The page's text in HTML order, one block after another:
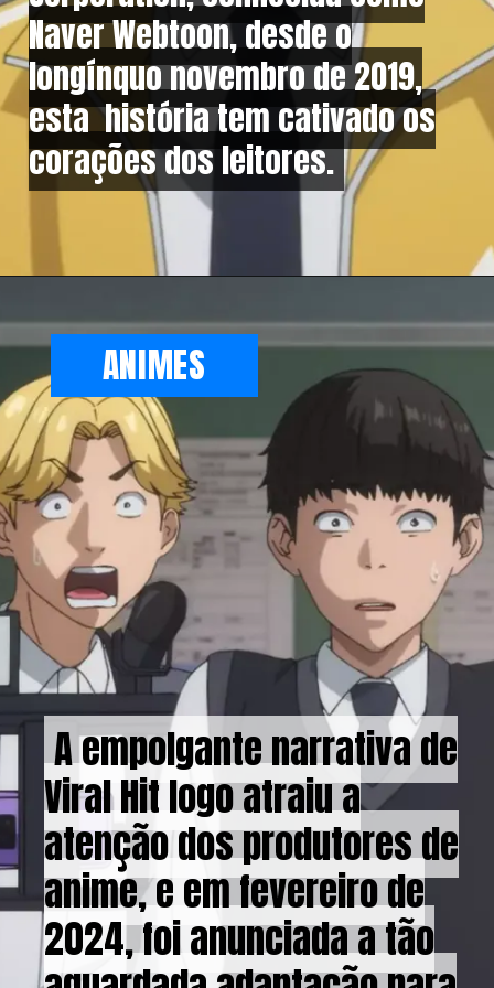
Naver Webtoon, desde o
longínquo novembro de 2019,
esta história tem cativado os
corações dos leitores.
Naver Webtoon, desde o
longínquo novembro de 2019,
esta história tem cativado os
corações dos leitores.
A empolgante narrativa de
Viral Hit logo atraiu a
atenção dos produtores de
anime, e em fevereiro de
2024, foi anunciada a tão
A empolgante narrativa de
Viral Hit logo atraiu a
atenção dos produtores de
anime, e em fevereiro de
2024, foi anunciada a tão
ANIMES